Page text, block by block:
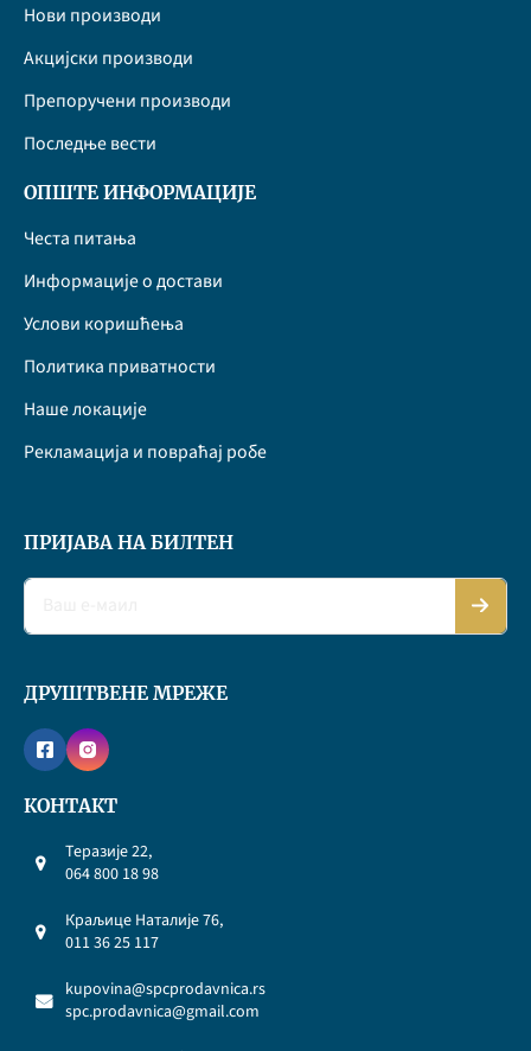
Нови производи
Акцијски производи
Препоручени производи
Последње вести
ОПШТЕ ИНФОРМАЦИЈЕ
Честа питања
Информације о достави
Услови коришћења
Политика приватности
Наше локације
Рекламација и повраћај робе
ПРИЈАВА НА БИЛТЕН
ДРУШТВЕНЕ МРЕЖЕ
КОНТАКТ
Теразије 22,
064 800 18 98
Краљице Наталије 76,
011 36 25 117
kupovina@spcprodavnica.rs
spc.prodavnica@gmail.com